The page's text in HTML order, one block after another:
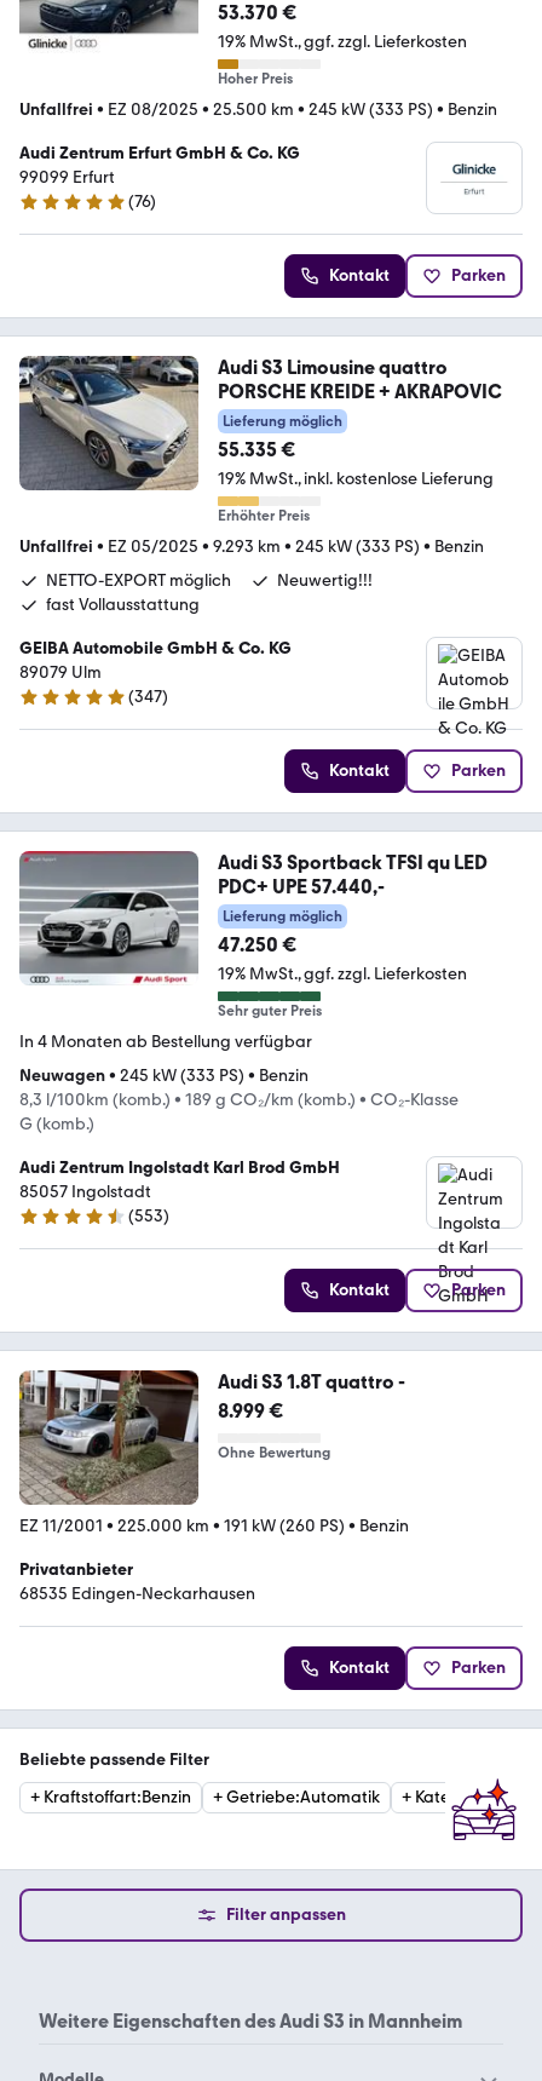
53.370 €
19% MwSt. ggf. zzgl. Lieferkosten
Hoher Preis
Unfallfrei • EZ 08/2025 • 25.500 km • 245 kW (333 PS) • Benzin
Audi Zentrum Erfurt GmbH & Co. KG
99099 Erfurt
5 Sterne
(76)
Kontakt Parken
Audi S3 Limousine quattro
PORSCHE KREIDE + AKRAPOVIC
Lieferung möglich
55.335 €
19% MwSt. inkl. kostenlose Lieferung
Erhöhter Preis
Unfallfrei • EZ 05/2025 • 9.293 km • 245 kW (333 PS) • Benzin
NETTO-EXPORT möglich
Neuwertig!!!
fast Vollausstattung
GEIBA Automobile GmbH & Co. KG
89079 Ulm
5 Sterne
(347)
Kontakt Parken
Audi S3 Sportback TFSI qu LED
PDC+ UPE 57.440,-
Lieferung möglich
47.250 €
19% MwSt. ggf. zzgl. Lieferkosten
Sehr guter Preis
In 4 Monaten ab Bestellung verfügbar
Neuwagen• 245 kW (333 PS) • Benzin
8,3 l/100km (komb.) • 189 g CO₂/km (komb.) • CO₂-Klasse
G (komb.)
Audi Zentrum Ingolstadt Karl Brod GmbH
85057 Ingolstadt
4.7 Sterne
(553)
Kontakt Parken
Audi S3 1.8T quattro -
8.999 €
Ohne Bewertung
EZ 11/2001 • 225.000 km • 191 kW (260 PS) • Benzin
Privatanbieter
68535 Edingen-Neckarhausen
Kontakt Parken
Beliebte passende Filter
+ Kraftstoffart:Benzin +Getriebe:Automatik + Kategorie:
Filter anpassen
Weitere Eigenschaften desAudi S3 in Mannheim